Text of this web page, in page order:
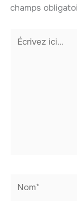
champs
Écrivez